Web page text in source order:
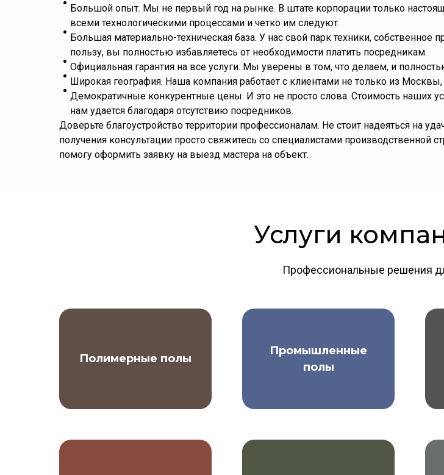
Большой опыт. Мы не первый год на рынке. В штате корпорации только
всеми технологическими процессами и четко им следуют.
Большая материально-техническая база. У нас свой парк техники,
пользу, вы полностью избавляетесь от необходимости платить посредникам.
Официальная гарантия на все услуги. Мы уверены в том, что делаем, и
Широкая география. Наша компания работает с клиентами не только из
Демократичные конкурентные цены. И это не просто слова. Стоимость наших
нам удается благодаря отсутствию посредников.
Доверьте благоустройство территории профессионалам. Не стоит надеяться на
получения консультации просто свяжитесь со специалистами
помогу оформить заявку на выезд мастера на объект.
Услуги
Профессиональные решения
Полимерные полы
Промышленные
полы